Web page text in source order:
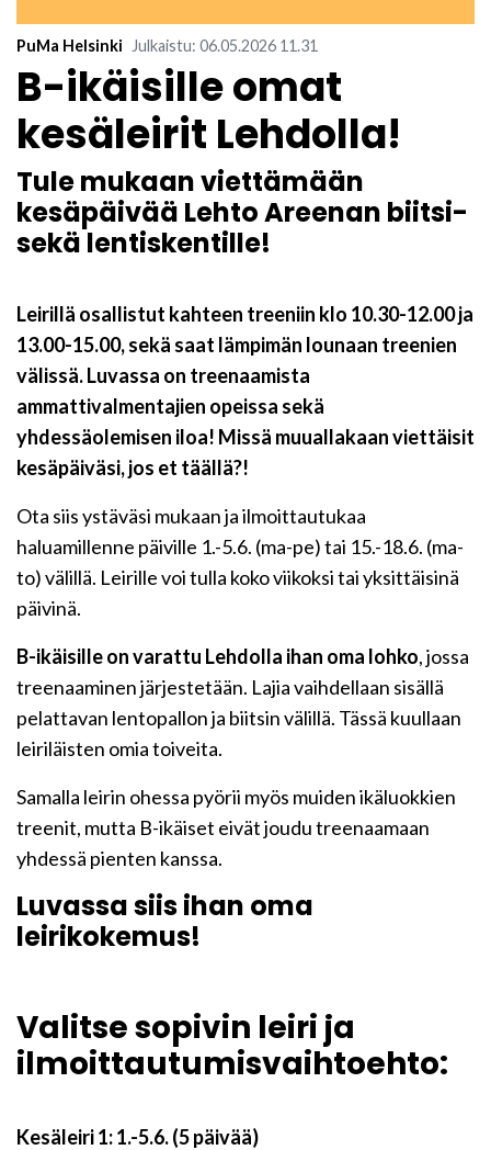
PuMa Helsinki Julkaistu: 06.05.2026 11.31
​B-ikäisille omat
kesäleirit Lehdolla!
Tule mukaan viettämään
kesäpäivää Lehto Areenan biitsi-
sekä lentiskentille!
Leirillä osallistut kahteen treeniin klo 10.30-12.00 ja
13.00-15.00, sekä saat lämpimän lounaan treenien
välissä. Luvassa on treenaamista
ammattivalmentajien opeissa sekä
yhdessäolemisen iloa! Missä muuallakaan viettäisit
kesäpäiväsi, jos et täällä?!
Ota siis ystäväsi mukaan ja ilmoittautukaa
haluamillenne päiville 1.-5.6. (ma-pe) tai 15.-18.6. (ma-
to) välillä. Leirille voi tulla koko viikoksi tai yksittäisinä
päivinä.
B-ikäisille on varattu Lehdolla ihan oma lohko, jossa
treenaaminen järjestetään. Lajia vaihdellaan sisällä
pelattavan lentopallon ja biitsin välillä. Tässä kuullaan
leiriläisten omia toiveita.
Samalla leirin ohessa pyörii myös muiden ikäluokkien
treenit, mutta B-ikäiset eivät joudu treenaamaan
yhdessä pienten kanssa.
Luvassa siis ihan oma
leirikokemus!
Valitse sopivin leiri ja
ilmoittautumisvaihtoehto:
Kesäleiri 1: 1.-5.6. (5 päivää)